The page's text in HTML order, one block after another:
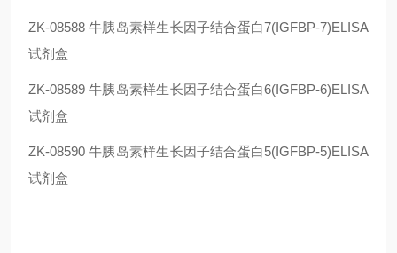
ZK-08588 牛胰岛素样生长因子结合蛋白7(IGFBP-7)ELISA
试剂盒
ZK-08589 牛胰岛素样生长因子结合蛋白6(IGFBP-6)ELISA
试剂盒
ZK-08590 牛胰岛素样生长因子结合蛋白5(IGFBP-5)ELISA
试剂盒